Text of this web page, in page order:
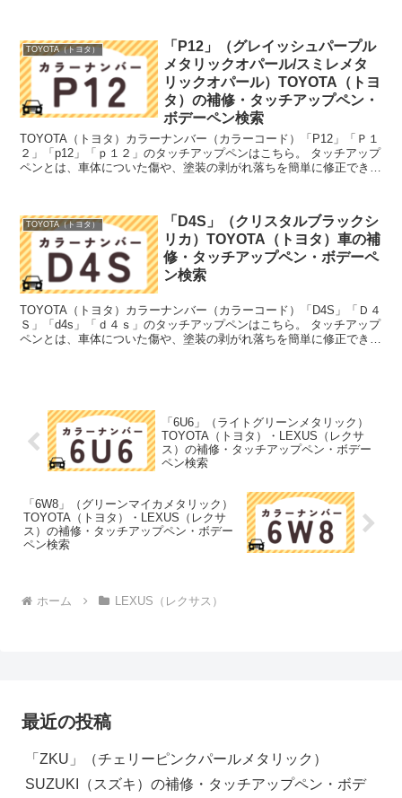
TOYOTA（トヨタ）
「P12」（グレイッシュパープル
メタリックオパール/スミレメタ
リックオパール）TOYOTA（トヨ
タ）の補修・タッチアップペン・
ボデーペン検索
TOYOTA（トヨタ）カラーナンバー（カラーコード）「P12」「Ｐ１
２」「p12」「ｐ１２」のタッチアップペンはこちら。 タッチアップ
ペンとは、車体についた傷や、塗装の剥がれ落ちを簡単に修正できる
TOYOTA（トヨタ）
「D4S」（クリスタルブラックシ
リカ）TOYOTA（トヨタ）車の補
修・タッチアップペン・ボデーペ
ン検索
TOYOTA（トヨタ）カラーナンバー（カラーコード）「D4S」「Ｄ４
Ｓ」「d4s」「ｄ４ｓ」のタッチアップペンはこちら。 タッチアップ
ペンとは、車体についた傷や、塗装の剥がれ落ちを簡単に修正できる
「6U6」（ライトグリーンメタリック）
TOYOTA（トヨタ）・LEXUS（レクサ
ス）の補修・タッチアップペン・ボデー
ペン検索
「6W8」（グリーンマイカメタリック）
TOYOTA（トヨタ）・LEXUS（レクサ
ス）の補修・タッチアップペン・ボデー
ペン検索
ホーム LEXUS（レクサス）
最近の投稿
「ZKU」（チェリーピンクパールメタリック）
SUZUKI（スズキ）の補修・タッチアップペン・ボデ